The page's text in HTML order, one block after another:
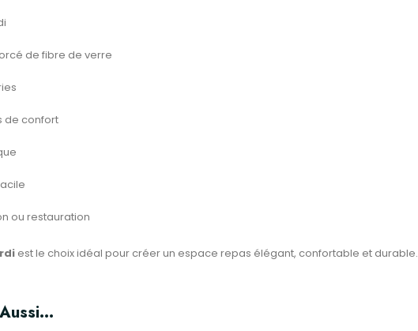
de fibre de verre
de confort
ou restauration
est le choix idéal pour créer un espace repas élégant, confortable et durable.